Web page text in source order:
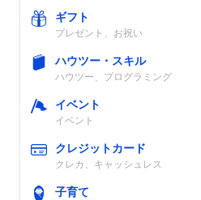
ギフト
プレゼント、お祝い
ハウツー・スキル
ハウツー、プログラミング
イベント
イベント
クレジットカード
クレカ、キャッシュレス
子育て